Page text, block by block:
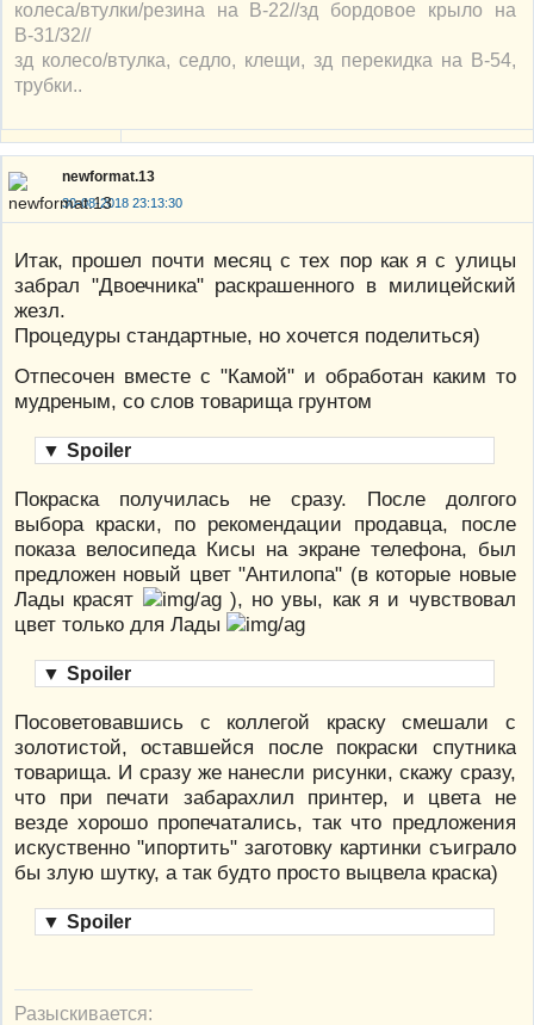
колеса/втулки/резина на В-22//зд бордовое крыло на
В-31/32//
зд колесо/втулка, седло, клещи, зд перекидка на В-54,
трубки..
newformat.13
30-08-2018 23:13:30
Итак, прошел почти месяц с тех пор как я с улицы
забрал "Двоечника" раскрашенного в милицейский
жезл.
Процедуры стандартные, но хочется поделиться)
Отпесочен вместе с "Камой" и обработан каким то
мудреным, со слов товарища грунтом
▼ Spoiler
Покраска получилась не сразу. После долгого
выбора краски, по рекомендации продавца, после
показа велосипеда Кисы на экране телефона, был
предложен новый цвет "Антилопа" (в которые новые
Лады красят
), но увы, как я и чувствовал
цвет только для Лады
▼ Spoiler
Посоветовавшись с коллегой краску смешали с
золотистой, оставшейся после покраски спутника
товарища. И сразу же нанесли рисунки, скажу сразу,
что при печати забарахлил принтер, и цвета не
везде хорошо пропечатались, так что предложения
искуственно "ипортить" заготовку картинки съиграло
бы злую шутку, а так будто просто выцвела краска)
▼ Spoiler
Разыскивается: